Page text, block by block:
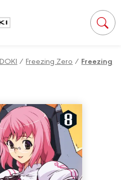
/Freezing Zero / Freezing